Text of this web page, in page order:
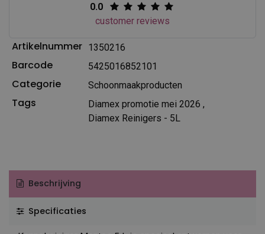
0.0
customer reviews
Artikelnummer 1350216
Barcode 5425016852101
Categorie Schoonmaakproducten
Tags Diamex promotie mei 2026 ,
Diamex Reinigers - 5L
Beschrijving
Specificaties